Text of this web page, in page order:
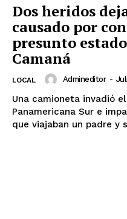
Dos heridos
causado por
presunto
Camaná
LOCAL Admineditor -
Una camioneta invadió
Panamericana Sur e
que viajaban un padre y